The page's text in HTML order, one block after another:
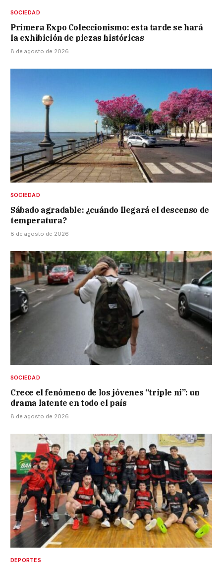
SOCIEDAD
Primera Expo Coleccionismo: esta tarde se hará
la exhibición de piezas históricas
8 de agosto de 2026
SOCIEDAD
Sábado agradable: ¿cuándo llegará el descenso de
temperatura?
8 de agosto de 2026
SOCIEDAD
Crece el fenómeno de los jóvenes “triple ni”: un
drama latente en todo el país
8 de agosto de 2026
DEPORTES